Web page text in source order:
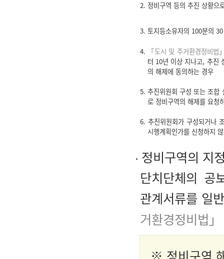
2. 정비구역 등의 추진 상황으
3. 토지등소유자의 100분의
4.
「도시 및 주거환경정비법
터 10년 이상 지나고, 추진
의 해제에 동의하는 경우
5. 추진위원회 구성 또는 조합
로 정비구역의 해제를 요청
6. 추진위원회가 구성되거나
시행계획인가를 신청하지
정비구역의 지
단치단체의 공
관계서류를 일
거환경정비법